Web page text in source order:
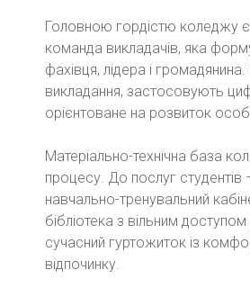
Головною гордістю коледжу є
команда викладачів, яка
фахівця, лідера і
викладання, застосовують
орієнтоване на розвиток
Матеріально-технічна база
процесу. До послуг студентів
навчально-тренувальний
бібліотека з вільним
сучасний гуртожиток із
відпочинку.